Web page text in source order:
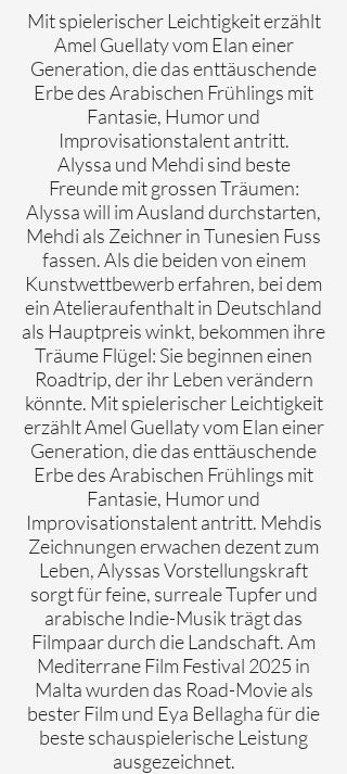
Mit spielerischer Leichtigkeit erzählt
Amel Guellaty vom Elan einer
Generation, die das enttäuschende
Erbe des Arabischen Frühlings mit
Fantasie, Humor und
Improvisationstalent antritt.
Alyssa und Mehdi sind beste
Freunde mit grossen Träumen:
Alyssa will im Ausland durchstarten,
Mehdi als Zeichner in Tunesien Fuss
fassen. Als die beiden von einem
Kunstwettbewerb erfahren, bei dem
ein Atelieraufenthalt in Deutschland
als Hauptpreis winkt, bekommen ihre
Träume Flügel: Sie beginnen einen
Roadtrip, der ihr Leben verändern
könnte. Mit spielerischer Leichtigkeit
erzählt Amel Guellaty vom Elan einer
Generation, die das enttäuschende
Erbe des Arabischen Frühlings mit
Fantasie, Humor und
Improvisationstalent antritt. Mehdis
Zeichnungen erwachen dezent zum
Leben, Alyssas Vorstellungskraft
sorgt für feine, surreale Tupfer und
arabische Indie-Musik trägt das
Filmpaar durch die Landschaft. Am
Mediterrane Film Festival 2025 in
Malta wurden das Road-Movie als
bester Film und Eya Bellagha für die
beste schauspielerische Leistung
ausgezeichnet.